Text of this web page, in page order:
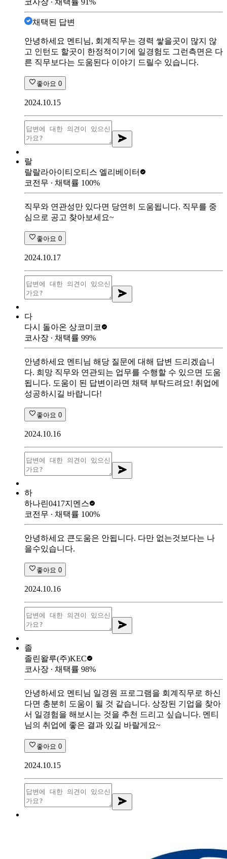
채택된 답변
안녕하세요 멘티님, 회계직무는 경력 쌓을곳이 많지 않
고 인턴도 할곳이 한정적이기에 일경험도 그런측면은 다
른 직무보다는 도움된다 이야기 드릴수 있습니다.
좋아요 0
2024.10.15
랄
랄랄라아이티 오티스 엘리베이터
코전무 ∙ 채택률 100%
직무와 연관성만 있다면 당연히 도움됩니다. 직무를 중
심으로 공고 찾아보세요~
좋아요 0
2024.10.17
다
다시 돌아온 상코미코
코사장 ∙ 채택률 99%
안녕하세요 멘티님 해당 질문에 대해 답변 드리겠습니
다. 희망 직무와 연관되는 업무를 수행할 수 있으면 도움
됩니다. 도움이 된 답변이라면 채택 부탁드려요! 취업에
성공하시길 바랍니다!
좋아요 0
2024.10.16
하
하나린0417지멘스
코전무 ∙ 채택률 100%
안녕하세요 큰도움은 안됩니다. 다만 없는것보다는 나
을수있습니다.
좋아요 0
2024.10.16
졸
졸린왈루(주)KEC
코사장 ∙ 채택률 98%
안녕하세요 멘티님 일경원 프로그램을 회계직무로 하신
다면 충분히 도움이 될 것 같습니다. 상장된 기업을 찾아
서 일경험을 해보시는 것을 추천 드리고 싶습니다. 멘티
님의 취업에 좋은 결과 있길 바랄게요~
좋아요 0
2024.10.15